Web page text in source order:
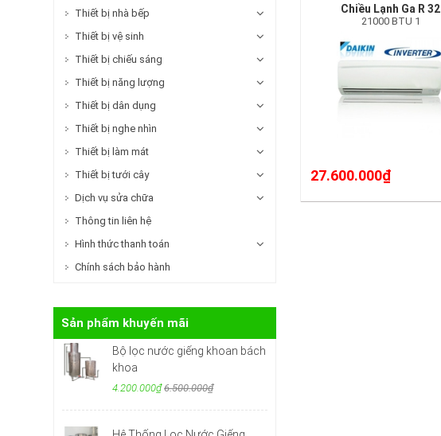
Chiều Lạnh Ga R 32
21000 BTU 1
27.600.000₫
Thiết bị nhà bếp
Thiết bị vệ sinh
Thiết bị chiếu sáng
Thiết bị năng lượng
Thiết bị dân dụng
Thiết bị nghe nhìn
Thiết bị làm mát
Thiết bị tưới cây
Dịch vụ sửa chữa
Thông tin liên hệ
Hình thức thanh toán
Chính sách bảo hành
Sản phẩm khuyến mãi
Bộ lọc nước giếng khoan bách
khoa
4.200.000₫ 6.500.000₫